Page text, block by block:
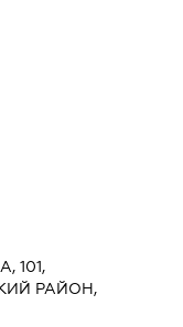
101,
РАЙОН,